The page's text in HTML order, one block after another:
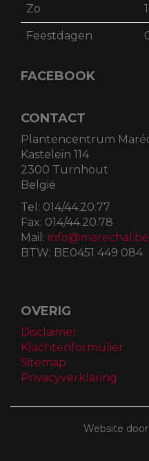
Zo
Feestdagen
FACEBOOK
CONTACT
Plantencentrum
Kastelein 114
2300 Turnhout
België
Tel: 014/44.20.77
Fax: 014/44.20.78
Mail: info@marechal.be
BTW: BE0451 449 084
OVERIG
Disclaimer
Klachtenformulier
Sitemap
Privacyverklaring
Website